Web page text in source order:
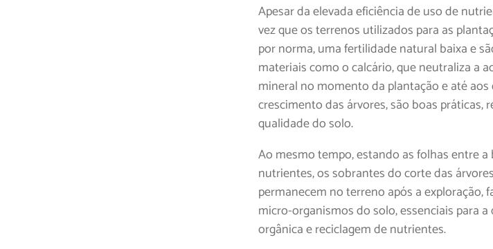
Apesar da elevada eficiência de uso de
vez que os terrenos utilizados para as
por norma, uma fertilidade natural baixa e
materiais como o calcário, que neutraliza a
mineral no momento da plantação e até
crescimento das árvores, são boas práticas,
qualidade do solo.
Ao mesmo tempo, estando as folhas entre
nutrientes, os sobrantes do corte das
permanecem no terreno após a exploração,
micro-organismos do solo, essenciais para
orgânica e reciclagem de nutrientes.